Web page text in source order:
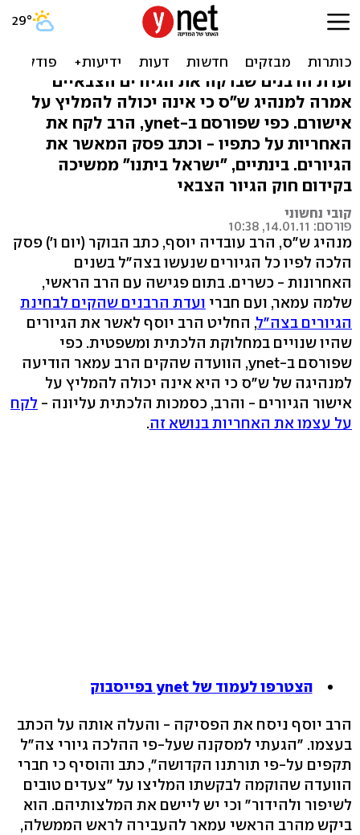
הרב עובדיה יוסף אישר את
ועדת הרבנים שבדקה את הגיורים הצבאיים
אמרה למנהיג ש"ס כי אינה יכולה להמליץ על
אישורם. כפי שפורסם ב-ynet, הרב לקח את
האחריות על כתפיו - וכתב פסק המאשר את
הגיורים. בינתיים, "ישראל ביתנו" ממשיכה
בקידום חוק הגיור הצבאי
קובי נחשוני
פורסם: 14.01.11, 10:38
מנהיג ש"ס, הרב עובדיה יוסף, כתב הבוקר (יום ו') פסק
הלכה לפיו כל הגיורים שנעשו בצה"ל בשנים
האחרונות - כשרים. בתום פגישה עם הרב הראשי,
שלמה עמאר, ועם חברי ועדת הרבנים שהקים לבחינת
הגיורים בצה"ל, החליט הרב יוסף לאשר את הגיורים
שהיו שנויים במחלוקת הלכתית ומשפטית. כפי
שפורסם ב-ynet, הוועדה שהקים הרב עמאר הודיעה
למנהיגה של ש"ס כי היא אינה יכולה להמליץ על
אישור הגיורים - והרב, כסמכות הלכתית עליונה - לקח
על עצמו את האחריות בנושא זה.
הצטרפו לעמוד של ynet בפייסבוק
הרב יוסף ניסח את הפסיקה - והעלה אותה על הכתב
בעצמו. "הגעתי למסקנה שעל-פי ההלכה גיורי צה"ל
תקפים על-פי תורתנו הקדושה", כתב והוסיף כי חברי
הוועדה שהוקמה לבקשתו המליצו על "צעדים טובים
לשיפור ולהידור" וכי יש ליישם את המלצותיהם. הוא
ביקש מהרב הראשי עמאר להעבירה לראש הממשלה,